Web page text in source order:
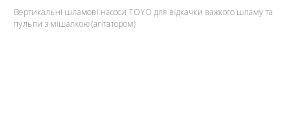
Вертикальні шламові насоси TOYO для відкачки важкого шламу та
пульпи з мішалкою (агітатором)